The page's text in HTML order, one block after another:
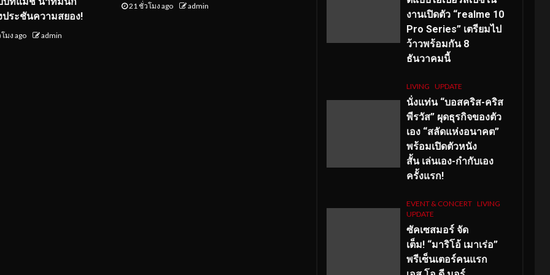
ประชันความสยอง!
มง ago admin
21 ชั่วโมง ago admin
งานเปิดตัว “realme 10
Pro Series” เตรียมไป
ว้าวพร้อมกัน 8
ธันวาคมนี้
LIVING UPDATE
นั่งแท่น “บอสคริส-คริส
พีรวัส” ผุดธุรกิจของตัว
เอง “สลัดแห่งอนาคต”
พร้อมเปิดตัวหนัง
สั้น เล่นเอง-กำกับเอง
ครั้งแรก!
EVENT & CONCERT LIVING
UPDATE
ซัคเซสมอร์ จัด
เต็ม! “มาริโอ้ เมาเร่อ”
พรีเซ็นเตอร์คนแรก